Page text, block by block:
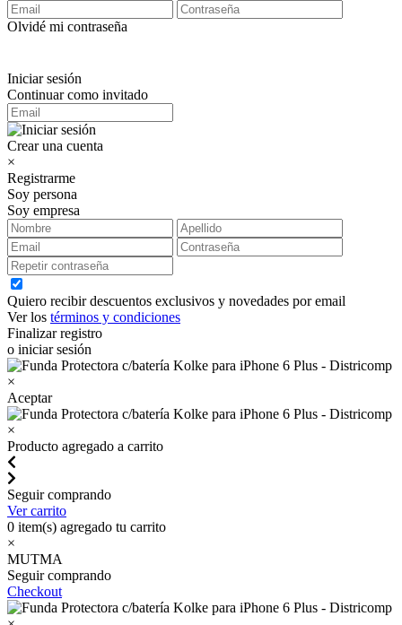
Olvidé mi contraseña
Iniciar sesión
Continuar como invitado
Crear una cuenta
×
Registrarme
Soy persona
Soy empresa
Quiero recibir descuentos exclusivos y novedades por email
Ver los términos y condiciones
Finalizar registro
o iniciar sesión
×
Aceptar
×
Producto agregado a carrito
Seguir comprando
Ver carrito
0 item(s) agregado tu carrito
×
MUTMA
Seguir comprando
Checkout